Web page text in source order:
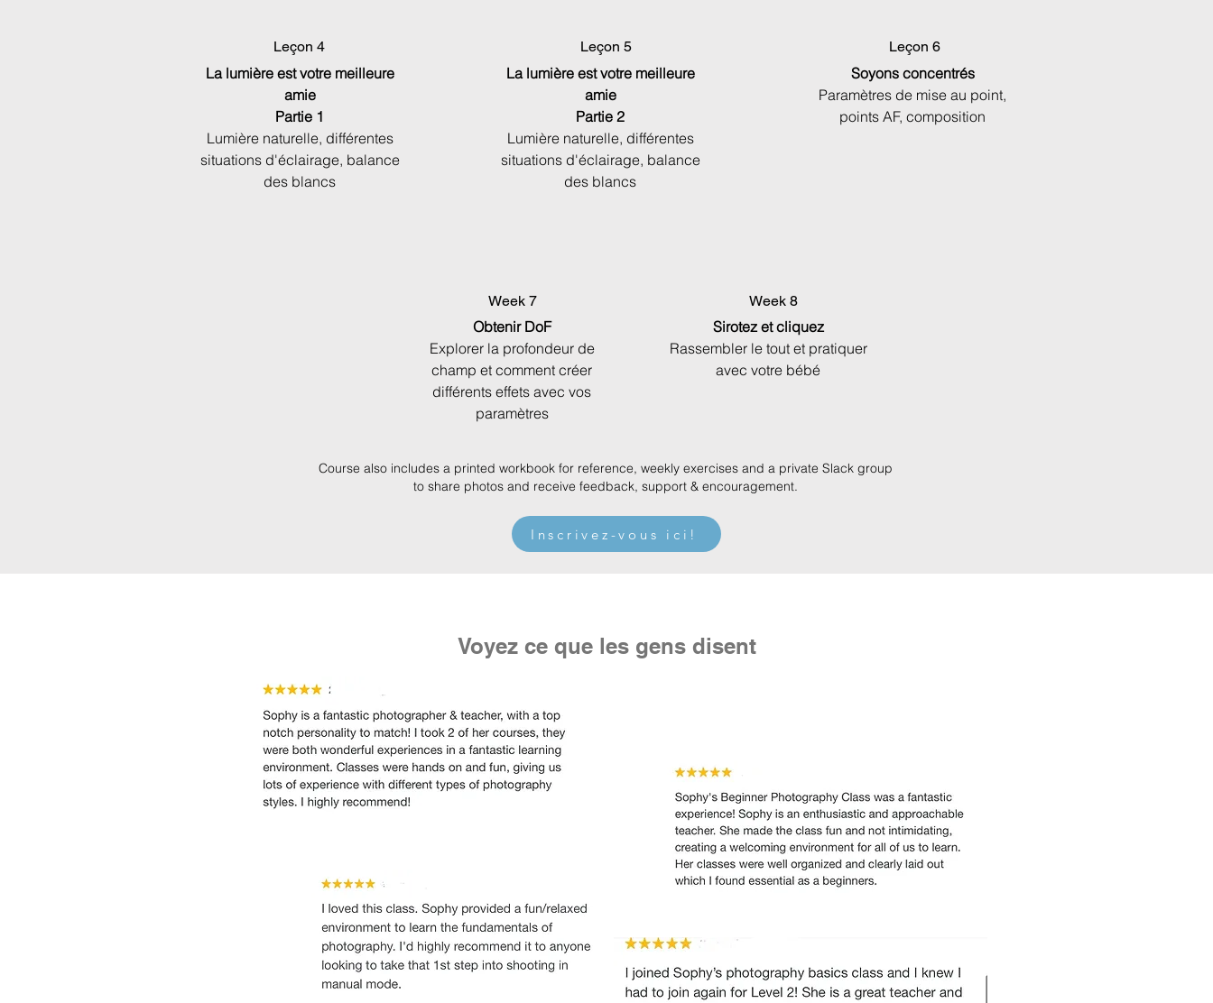
Leçon 4
La lumière est votre meilleure
amie
Partie 1
Lumière naturelle, différentes
situations d'éclairage, balance
des blancs
Leçon 5
La lumière est votre meilleure
amie
Partie 2
Lumière naturelle, différentes
situations d'éclairage, balance
des blancs
Leçon 6
Soyons concentrés
Paramètres de mise au point,
points AF, composition
Week 7
Obtenir DoF
Explorer la profondeur de
champ et comment créer
différents effets avec vos
paramètres
Week 8
Sirotez et cliquez
Rassembler le tout et pratiquer
avec votre bébé
Course also includes a printed workbook for reference, weekly exercises and a private Slack group
to share photos and receive feedback, support & encouragement.
Inscrivez-vous ici!
Voyez ce que les gens disent